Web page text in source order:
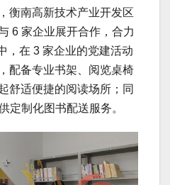
衡南高新技术产业开发区
6 家企业展开合作，合力
，在 3 家企业的党建活动
配备专业书架、阅览桌椅
舒适便捷的阅读场所；同
定制化图书配送服务。